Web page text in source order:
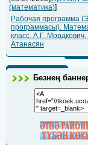
(математика)]
Рабочая программа
программасы).
класс. А.Г.
Атанасян
Безнең